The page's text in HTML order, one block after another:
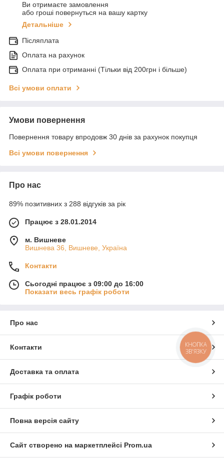
Ви отримаєте замовлення
або гроші повернуться на вашу картку
Детальніше
Післяплата
Оплата на рахунок
Оплата при отриманні (Тільки від 200грн і більше)
Всі умови оплати
Умови повернення
Повернення товару впродовж 30 днів за рахунок покупця
Всі умови повернення
Про нас
89% позитивних з 288 відгуків за рік
Працює з 28.01.2014
м. Вишневе
Вишнева 36, Вишневе, Україна
Контакти
Сьогодні працює з 09:00 до 16:00
Показати весь графік роботи
Про нас
Контакти
Доставка та оплата
Графік роботи
Повна версія сайту
Сайт створено на маркетплейсі Prom.ua
КНОПКА
ЗВ'ЯЗКУ